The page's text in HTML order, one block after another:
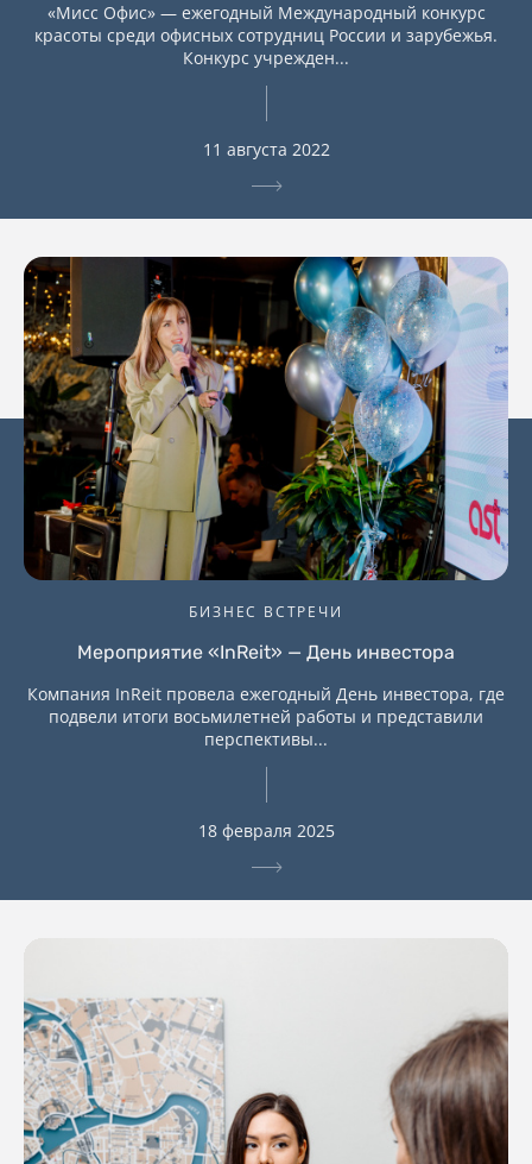
«Мисс Офис» — ежегодный Международный конкурс
красоты среди офисных сотрудниц России и зарубежья.
Конкурс учрежден...
11 августа 2022
БИЗНЕС ВСТРЕЧИ
Мероприятие «InReit» — День инвестора
Компания InReit провела ежегодный День инвестора, где
подвели итоги восьмилетней работы и представили
перспективы...
18 февраля 2025